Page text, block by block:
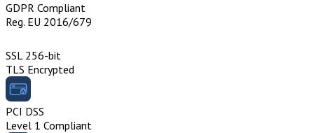
GDPR Compliant
Reg. EU 2016/679
SSL 256-bit
TLS Encrypted
PCI DSS
Level 1 Compliant